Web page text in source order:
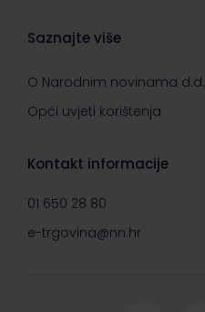
Saznajte više
O Narodnim novinama d.d.
Opći uvjeti korištenja
Kontakt informacije
01 650 28 80
e-trgovina@nn.hr